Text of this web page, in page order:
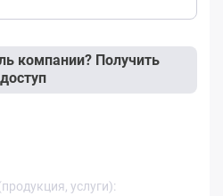
компании? Получить
доступ
услуги):